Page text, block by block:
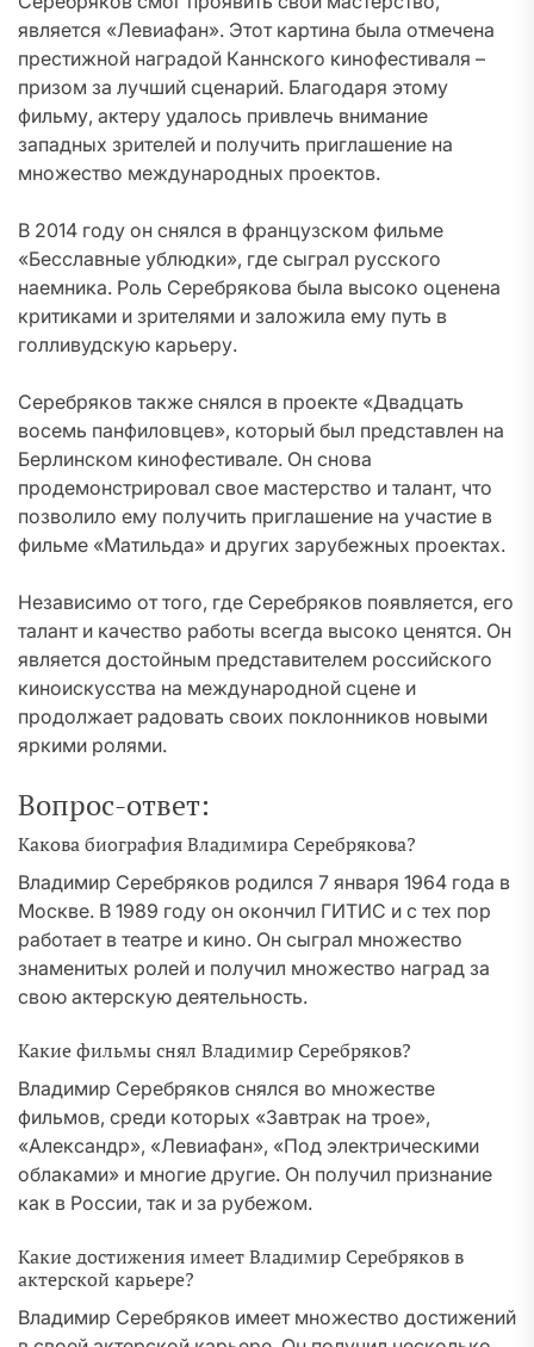
является «Левиафан». Этот картина была отмечена
престижной наградой Каннского кинофестиваля –
призом за лучший сценарий. Благодаря этому
фильму, актеру удалось привлечь внимание
западных зрителей и получить приглашение на
множество международных проектов.
В 2014 году он снялся в французском фильме
«Бесславные ублюдки», где сыграл русского
наемника. Роль Серебрякова была высоко оценена
критиками и зрителями и заложила ему путь в
голливудскую карьеру.
Серебряков также снялся в проекте «Двадцать
восемь панфиловцев», который был представлен на
Берлинском кинофестивале. Он снова
продемонстрировал свое мастерство и талант, что
позволило ему получить приглашение на участие в
фильме «Матильда» и других зарубежных проектах.
Независимо от того, где Серебряков появляется, его
талант и качество работы всегда высоко ценятся. Он
является достойным представителем российского
киноискусства на международной сцене и
продолжает радовать своих поклонников новыми
яркими ролями.
Вопрос-ответ:
Какова биография Владимира Серебрякова?
Владимир Серебряков родился 7 января 1964 года в
Москве. В 1989 году он окончил ГИТИС и с тех пор
работает в театре и кино. Он сыграл множество
знаменитых ролей и получил множество наград за
свою актерскую деятельность.
Какие фильмы снял Владимир Серебряков?
Владимир Серебряков снялся во множестве
фильмов, среди которых «Завтрак на трое»,
«Александр», «Левиафан», «Под электрическими
облаками» и многие другие. Он получил признание
как в России, так и за рубежом.
Какие достижения имеет Владимир Серебряков в
актерской карьере?
Владимир Серебряков имеет множество достижений